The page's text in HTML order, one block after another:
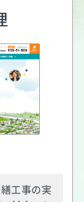
工事の実